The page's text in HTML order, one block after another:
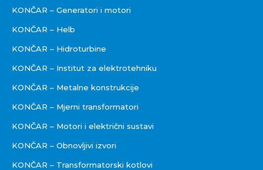
KONČAR – Generatori i motori
KONČAR – Helb
KONČAR – Hidroturbine
KONČAR – Institut za elektrotehniku
KONČAR – Metalne konstrukcije
KONČAR – Mjerni transformatori
KONČAR – Motori i električni sustavi
KONČAR – Obnovljivi izvori
KONČAR – Transformatorski kotlovi